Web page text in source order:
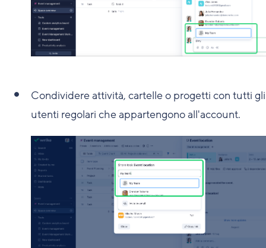
Condividere attività, cartelle o progetti con tutti gli
utenti regolari che appartengono all'account.